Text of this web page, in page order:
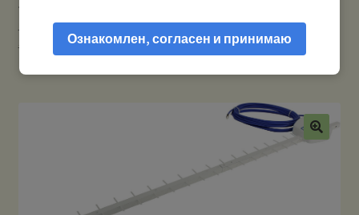
Мой аккаунт
интернета
Антенны для усиления сотового сигнала GSM /
3G / 4G / Wi-Fi
Беркут-LTE PRO (2,5 — 2,7 ГГц) — Антенна
наружная для усиления сигнала
Ознакомлен, согласен и принимаю